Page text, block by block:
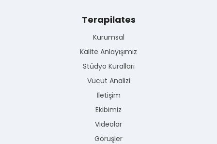
Terapilates
Kurumsal
Kalite Anlayışımız
Stüdyo Kuralları
Vücut Analizi
İletişim
Ekibimiz
Videolar
Görüşler